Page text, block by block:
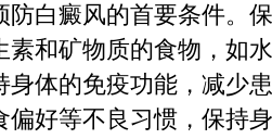
白癜风的首要条件。保
素和矿物质的食物，如
身体的免疫功能，减少
偏好等不良习惯，保持